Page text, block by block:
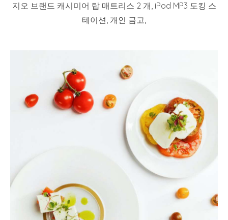
지오 브랜드 캐시미어 탑 매트리스 2 개, iPod MP3 도킹 스
테이션, 개인 금고,